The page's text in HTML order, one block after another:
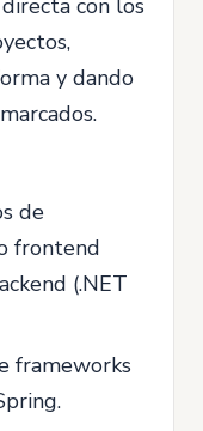
con los
y dando
de
frontend
(.NET
frameworks